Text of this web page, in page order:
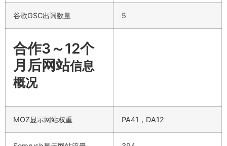
谷歌GSC出词数量 5
合作3～12个
月后网站信息
概况
MOZ显示网站权重 PA41，DA12